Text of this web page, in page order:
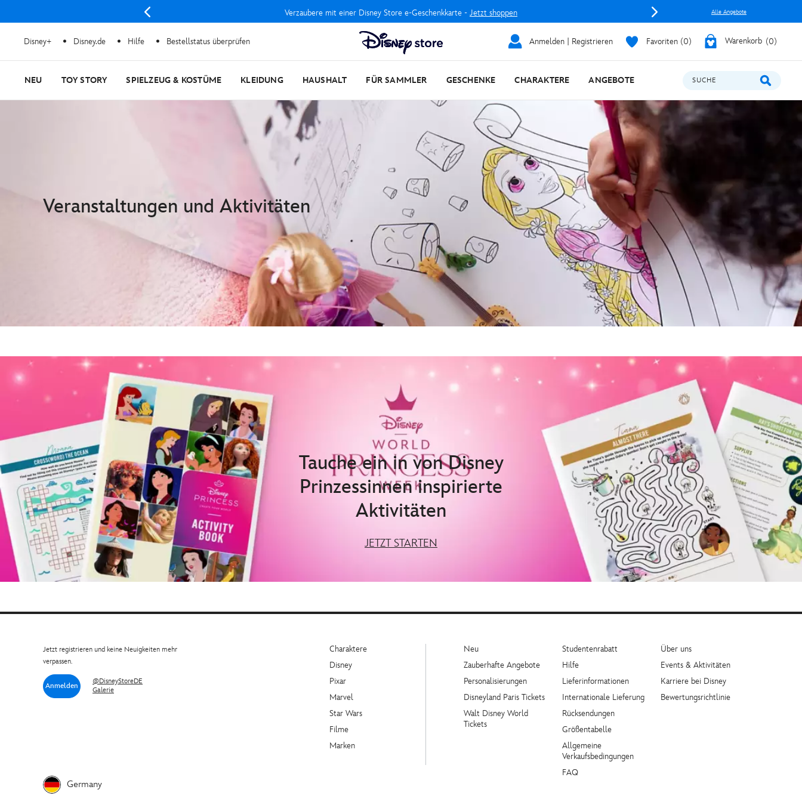
Verzaubere mit einer Disney Store e-Geschenkkarte - Jetzt shoppen Alle Angebote
Disney+ Disney.de Hilfe Bestellstatus überprüfen Anmelden | Registrieren Favoriten 0 Warenkorb 0
NEU TOY STORY SPIELZEUG & KOSTÜME KLEIDUNG HAUSHALT FÜR SAMMLER GESCHENKE CHARAKTERE ANGEBOTE SUCHE
Veranstaltungen und Aktivitäten
Tauche ein in von Disney
Prinzessinnen inspirierte
Aktivitäten
JETZT STARTEN
Jetzt registrieren und keine Neuigkeiten mehr
verpassen.
Anmelden
@DisneyStoreDE
Galerie
Germany
Charaktere
Disney
Pixar
Marvel
Star Wars
Filme
Marken
Neu
Zauberhafte Angebote
Personalisierungen
Disneyland Paris Tickets
Walt Disney World
Tickets
Studentenrabatt
Hilfe
Lieferinformationen
Internationale Lieferung
Rücksendungen
Größentabelle
Allgemeine
Verkaufsbedingungen
FAQ
Über uns
Events & Aktivitäten
Karriere bei Disney
Bewertungsrichtlinie